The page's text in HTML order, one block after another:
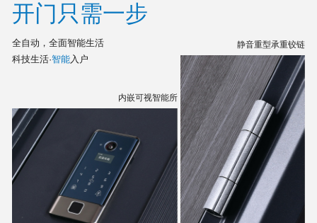
开门只需一步
全自动，全面智能生活
科技生活·智能入户
内嵌可视智能所
静音重型承重铰链